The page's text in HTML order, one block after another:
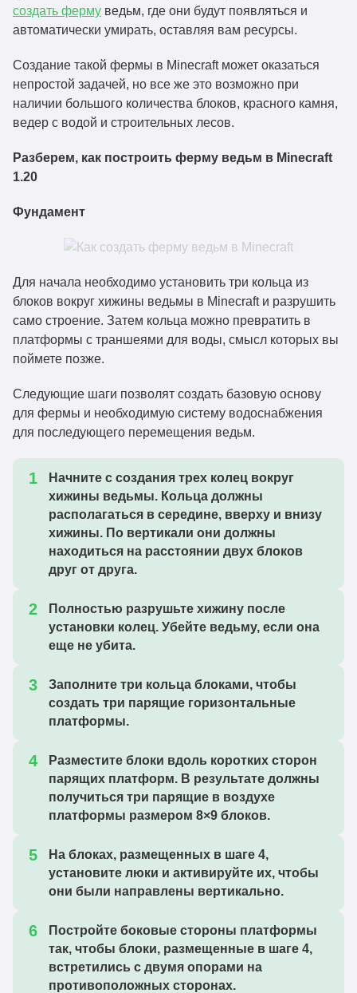
создать ферму ведьм, где они будут появляться и
автоматически умирать, оставляя вам ресурсы.
Создание такой фермы в Minecraft может оказаться
непростой задачей, но все же это возможно при
наличии большого количества блоков, красного камня,
ведер с водой и строительных лесов.
Разберем, как построить ферму ведьм в Minecraft
1.20
Фундамент
Для начала необходимо установить три кольца из
блоков вокруг хижины ведьмы в Minecraft и разрушить
само строение. Затем кольца можно превратить в
платформы с траншеями для воды, смысл которых вы
поймете позже.
Следующие шаги позволят создать базовую основу
для фермы и необходимую систему водоснабжения
для последующего перемещения ведьм.
Начните с создания трех колец вокруг
хижины ведьмы. Кольца должны
располагаться в середине, вверху и внизу
хижины. По вертикали они должны
находиться на расстоянии двух блоков
друг от друга.
Полностью разрушьте хижину после
установки колец. Убейте ведьму, если она
еще не убита.
Заполните три кольца блоками, чтобы
создать три парящие горизонтальные
платформы.
Разместите блоки вдоль коротких сторон
парящих платформ. В результате должны
получиться три парящие в воздухе
платформы размером 8×9 блоков.
На блоках, размещенных в шаге 4,
установите люки и активируйте их, чтобы
они были направлены вертикально.
Постройте боковые стороны платформы
так, чтобы блоки, размещенные в шаге 4,
встретились с двумя опорами на
противоположных сторонах.